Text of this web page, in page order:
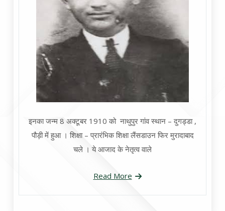
इनका जन्म 8 अक्टूबर 1910 को नाथुपुर गांव स्थान – दुगड्डा ,
पौड़ी में हुआ । शिक्षा – प्रारंभिक शिक्षा लैंसडाउन फिर मुरादाबाद
चले । ये आजाद के नेतृत्व वाले
Read More